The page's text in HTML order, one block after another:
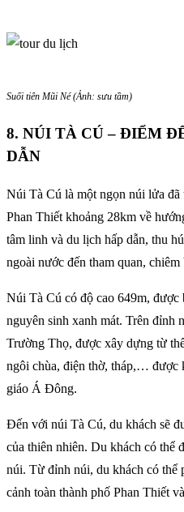
Suối tiên Mũi Né (Ảnh: sưu tầm)
8. NÚI TÀ CÚ – ĐIỂM
DẪN
Núi Tà Cú là một ngọn núi lửa đã
Phan Thiết khoảng 28km về
tâm linh và du lịch hấp dẫn, thu
ngoài nước đến tham quan, chiêm
Núi Tà Cú có độ cao 649m,
nguyên sinh xanh mát. Trên đỉnh
Trường Thọ, được xây dựng từ
ngôi chùa, điện thờ, tháp,… được
giáo Á Đông.
Đến với núi Tà Cú, du khách sẽ
của thiên nhiên. Du khách có thể
núi. Từ đỉnh núi, du khách có thể
cảnh toàn thành phố Phan Thiết